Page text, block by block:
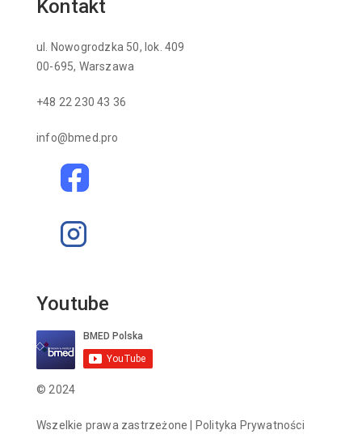
Kontakt
ul. Nowogrodzka 50, lok. 409
00-695, Warszawa
+48 22 230 43 36
info@bmed.pro
Youtube
© 2024
Wszelkie prawa zastrzeżone | Polityka Prywatności